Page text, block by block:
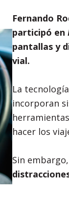
Fernando
participó en
pantallas y
vial.
La
incorporan
hacer los
Sin